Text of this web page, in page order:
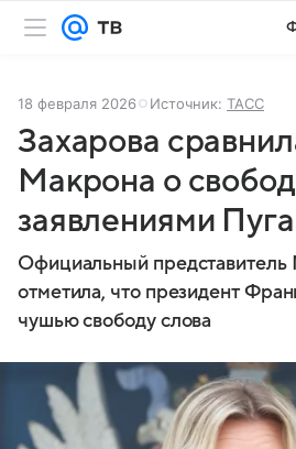
18 февраля 2026 Источник: ТАСС
Захарова
Макрона о
заявлениями
Официальный
отметила, что президент
чушью свободу слова